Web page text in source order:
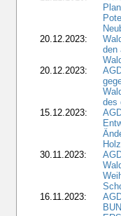
20.12.2023:
den
20.12.2023:
des
15.12.2023:
30.11.2023:
16.11.2023: